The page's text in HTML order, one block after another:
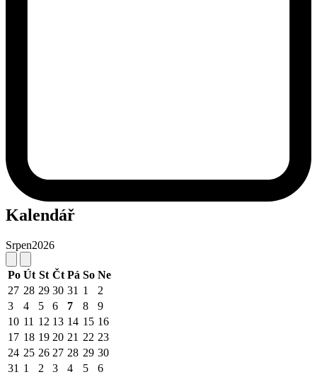
Kalendář
Srpen2026
Po Út St Čt Pá So Ne
27 28 29 30 31 1
2
3
4 5 6 7 8
9
10 11 12 13 14 15 16
17 18 19 20 21 22 23
24 25 26 27 28 29 30
31 1 2 3 4 5 6